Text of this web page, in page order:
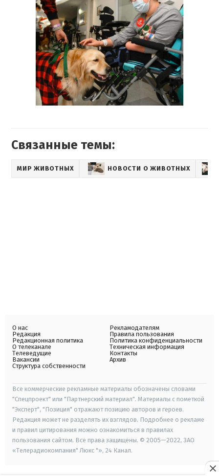
Связанные темы:
МИР ЖИВОТНЫХ НОВОСТИ О ЖИВОТНЫХ
О нас
Редакция
Редакционная политика
О телеканале
Телеведущие
Вакансии
Структура собственности
Рекламодателям
Правила пользования
Политика конфиденциальности
Техническая информация
Контакты
Архив
Все коммерческие рекламные материалы обозначены словами
"Спецпроект" или "Партнерский материал". Материалы с пометкой
"Эксперт", "Позиция" отражают позицию авторов и героев.
Редакция может не разделять их взглядов. Подробнее о рекламе
и правил цитирования можно ознакомиться в правилах
пользования сайтом. Все права защищены. © 2005—2022, ЗАО
«Телерадиокомпания" Люкс "», 24 Канал.